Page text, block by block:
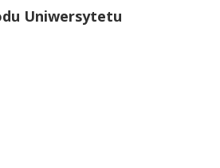
Uniwersytetu